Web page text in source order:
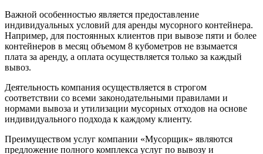
Важной особенностью является предоставление
индивидуальных условий для аренды мусорного контейнера.
Например, для постоянных клиентов при вывозе пяти и более
контейнеров в месяц объемом 8 кубометров не взымается
плата за аренду, а оплата осуществляется только за каждый
вывоз.
Деятельность компания осуществляется в строгом
соответствии со всеми законодательными правилами и
нормами вывоза и утилизации мусорных отходов на основе
индивидуального подхода к каждому клиенту.
Преимуществом услуг компании «Мусорщик» являются
предложение полного комплекса услуг по вывозу и